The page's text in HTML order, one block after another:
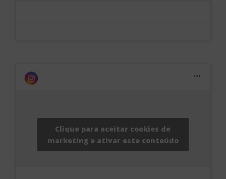
Clique para aceitar cookies de
marketing e ativar este conteúdo